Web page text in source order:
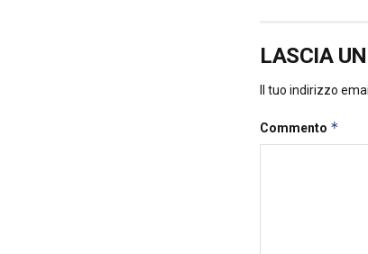
LASCIA
Il tuo indirizzo
Commento *